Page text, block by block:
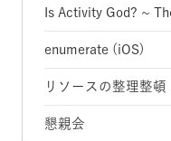
Is Activity God? ~
enumerate (iOS)
リソースの整理整頓
懇親会